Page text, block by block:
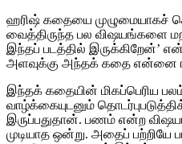
ஹரிஷ் கதையை முழுமையாகச்
வைத்திருந்த பல விஷயங்களை
இந்தப் படத்தில் இருக்கிறேன்’
அளவுக்கு அந்தக் கதை என்னை
இந்தக் கதையின் மிகப்பெரிய
வாழ்க்கையுடனும்
இருப்பதுதான். பணம் என்ற
முடியாத ஒன்று. அதைப் பற்றியே